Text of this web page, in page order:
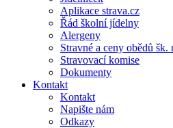
Aplikace strava.cz
Řád školní jídelny
Alergeny
Stravné a ceny obědů šk.
Stravovací komise
Dokumenty
Kontakt
Kontakt
Napište nám
Odkazy